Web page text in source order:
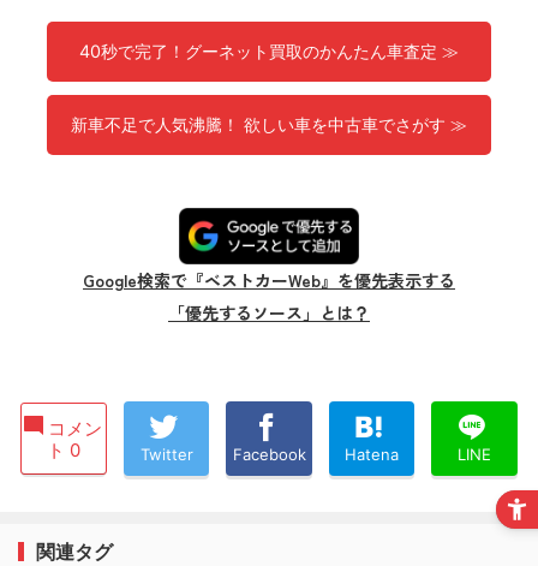
40秒で完了！グーネット買取のかんたん車査定 ≫
新車不足で人気沸騰！ 欲しい車を中古車でさがす ≫
Google検索で『ベストカーWeb』を優先表示する
「優先するソース」とは？
コメン
ト 0
Twitter Facebook Hatena LINE
関連タグ